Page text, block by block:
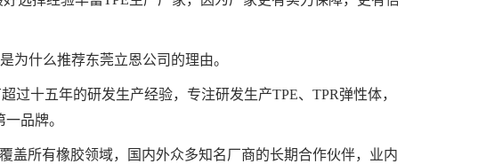
为什么推荐东莞立恩公司的理由。
过十五年的研发生产经验，专注研发生产TPE、TPR弹性体，
品牌。
盖所有橡胶领域，国内外众多知名厂商的长期合作伙伴，业内